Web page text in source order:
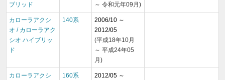
ブリッド
～ 令和元年09月)
カローラアクシ
オ / カローラアク
シオ ハイブリッ
ド
140系
2006/10 ～
2012/05
(平成18年10月
～ 平成24年05
月)
カローラアクシ
160系
2012/05 ～